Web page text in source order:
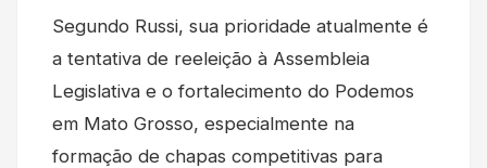
Segundo Russi, sua prioridade atualmente é
a tentativa de reeleição à Assembleia
Legislativa e o fortalecimento do Podemos
em Mato Grosso, especialmente na
formação de chapas competitivas para